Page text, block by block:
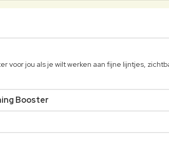
voor jou als je wilt werken aan fijne lijntjes,
Booster